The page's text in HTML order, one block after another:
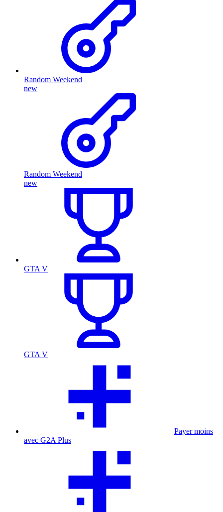
Random Weekend
new
Random Weekend
new
GTA V
GTA V
Payer moins
avec G2A Plus